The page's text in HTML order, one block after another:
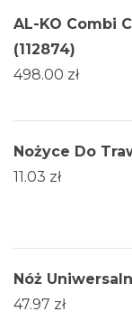
AL-KO Combi
(112874)
498.00 zł
Nożyce Do
11.03 zł
Nóż
47.97 zł